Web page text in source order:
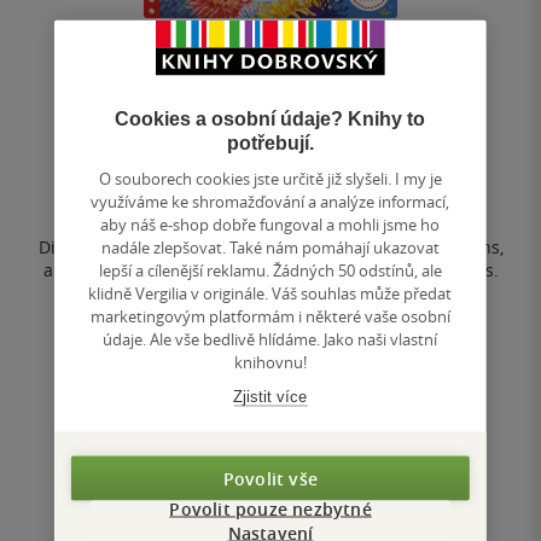
Sea Creatures
Chorkung
z
5
hvězdiček
leporelo
Dive into busy rockpools, beautiful coral reefs, icy oceans,
and the deep, dark sea in First Explorers: Sea Creatures.
Meet turtles,...
264 Kč
Do košíku
Cookies a osobní údaje? Knihy to
potřebují.
O souborech cookies jste určitě již slyšeli. I my je
využíváme ke shromažďování a analýze informací,
aby náš e-shop dobře fungoval a mohli jsme ho
nadále zlepšovat. Také nám pomáhají ukazovat
lepší a cílenější reklamu. Žádných 50 odstínů, ale
klidně Vergilia v originále. Váš souhlas může předat
marketingovým platformám i některé vaše osobní
údaje. Ale vše bedlivě hlídáme. Jako naši vlastní
knihovnu!
Zjistit více
Povolit vše
Povolit pouze nezbytné
Nastavení